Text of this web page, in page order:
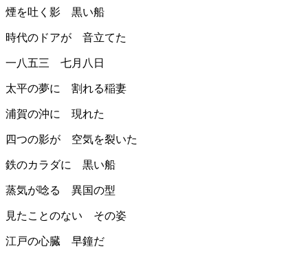
煙を吐く影 黒い船
時代のドアが 音立てた
一八五三 七月八日
太平の夢に 割れる稲妻
浦賀の沖に 現れた
四つの影が 空気を裂いた
鉄のカラダに 黒い船
蒸気が唸る 異国の型
見たことのない その姿
江戸の心臓 早鐘だ